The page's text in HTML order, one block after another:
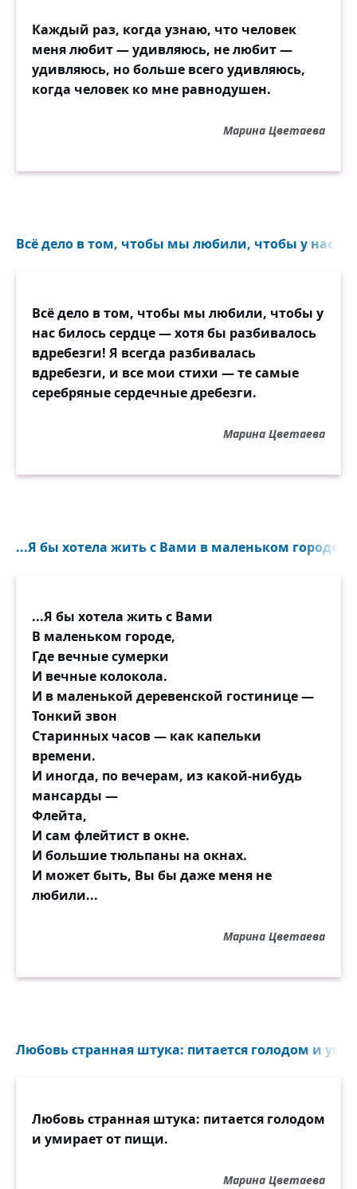
Каждый раз, когда узнаю, что человек
меня любит — удивляюсь, не любит —
удивляюсь, но больше всего удивляюсь,
когда человек ко мне равнодушен.
Марина Цветаева
Всё дело в том, чтобы мы любили, чтобы у нас
Всё дело в том, чтобы мы любили, чтобы у
нас билось сердце — хотя бы разбивалось
вдребезги! Я всегда разбивалась
вдребезги, и все мои стихи — те самые
серебряные сердечные дребезги.
Марина Цветаева
...Я бы хотела жить с Вами в маленьком городе,
...Я бы хотела жить с Вами
В маленьком городе,
Где вечные сумерки
И вечные колокола.
И в маленькой деревенской гостинице —
Тонкий звон
Старинных часов — как капельки
времени.
И иногда, по вечерам, из какой-нибудь
мансарды —
Флейта,
И сам флейтист в окне.
И большие тюльпаны на окнах.
И может быть, Вы бы даже меня не
любили...
Марина Цветаева
Любовь странная штука: питается голодом и
Любовь странная штука: питается голодом
и умирает от пищи.
Марина Цветаева